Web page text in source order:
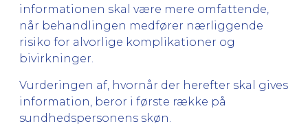
informationen skal være mere omfattende,
når behandlingen medfører nærliggende
risiko for alvorlige komplikationer og
bivirkninger.
Vurderingen af, hvornår der herefter skal gives
information, beror i første række på
sundhedspersonens skøn.